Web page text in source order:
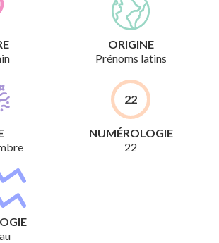
ORIGINE
Prénoms latins
22
NUMÉROLOGIE
22